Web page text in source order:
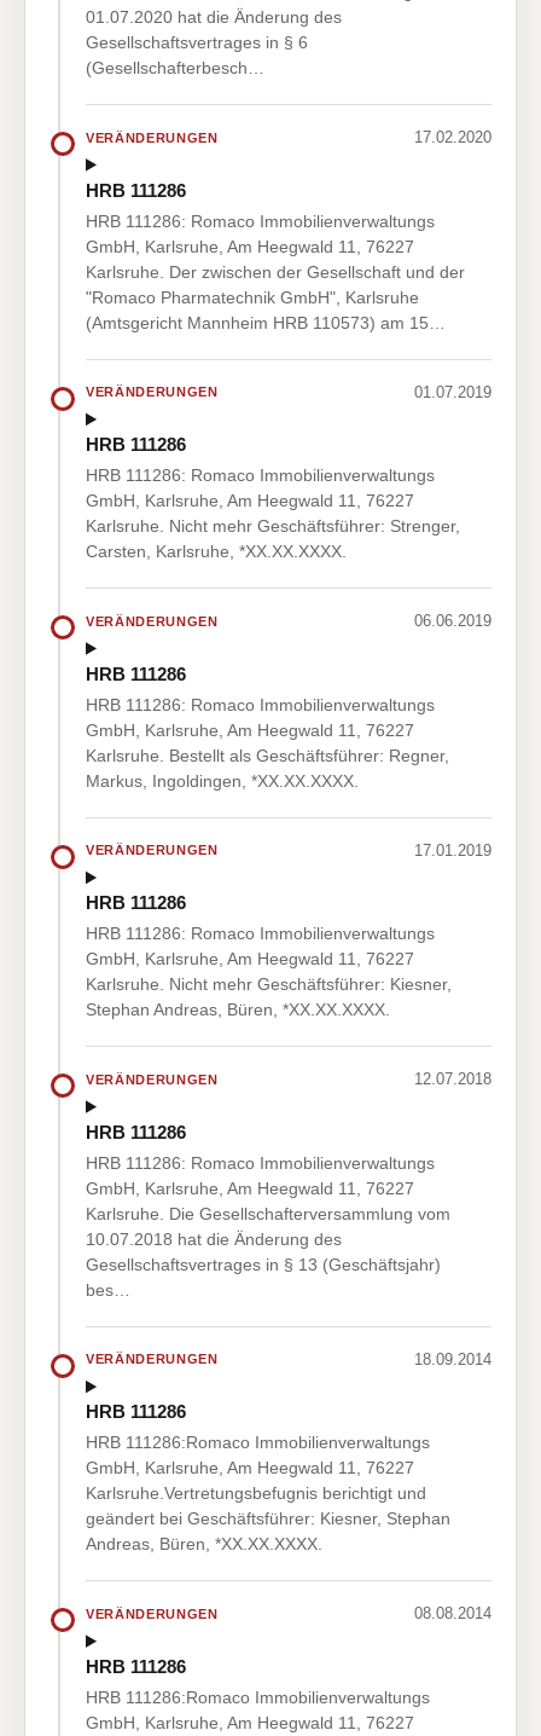
01.07.2020 hat die Änderung des
Gesellschaftsvertrages in § 6
(Gesellschafterbesch…
VERÄNDERUNGEN 17.02.2020
HRB 111286
HRB 111286: Romaco Immobilienverwaltungs
GmbH, Karlsruhe, Am Heegwald 11, 76227
Karlsruhe. Der zwischen der Gesellschaft und der
"Romaco Pharmatechnik GmbH", Karlsruhe
(Amtsgericht Mannheim HRB 110573) am 15…
VERÄNDERUNGEN 01.07.2019
HRB 111286
HRB 111286: Romaco Immobilienverwaltungs
GmbH, Karlsruhe, Am Heegwald 11, 76227
Karlsruhe. Nicht mehr Geschäftsführer: Strenger,
Carsten, Karlsruhe, *XX.XX.XXXX.
VERÄNDERUNGEN 06.06.2019
HRB 111286
HRB 111286: Romaco Immobilienverwaltungs
GmbH, Karlsruhe, Am Heegwald 11, 76227
Karlsruhe. Bestellt als Geschäftsführer: Regner,
Markus, Ingoldingen, *XX.XX.XXXX.
VERÄNDERUNGEN 17.01.2019
HRB 111286
HRB 111286: Romaco Immobilienverwaltungs
GmbH, Karlsruhe, Am Heegwald 11, 76227
Karlsruhe. Nicht mehr Geschäftsführer: Kiesner,
Stephan Andreas, Büren, *XX.XX.XXXX.
VERÄNDERUNGEN 12.07.2018
HRB 111286
HRB 111286: Romaco Immobilienverwaltungs
GmbH, Karlsruhe, Am Heegwald 11, 76227
Karlsruhe. Die Gesellschafterversammlung vom
10.07.2018 hat die Änderung des
Gesellschaftsvertrages in § 13 (Geschäftsjahr)
bes…
VERÄNDERUNGEN 18.09.2014
HRB 111286
HRB 111286:Romaco Immobilienverwaltungs
GmbH, Karlsruhe, Am Heegwald 11, 76227
Karlsruhe.Vertretungsbefugnis berichtigt und
geändert bei Geschäftsführer: Kiesner, Stephan
Andreas, Büren, *XX.XX.XXXX.
VERÄNDERUNGEN 08.08.2014
HRB 111286
HRB 111286:Romaco Immobilienverwaltungs
GmbH, Karlsruhe, Am Heegwald 11, 76227